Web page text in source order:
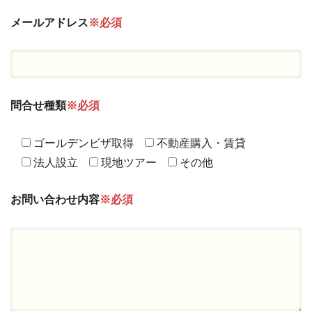
メールアドレス※必須
問合せ種類※必須
ゴールデンビザ取得
不動産購入・賃貸
法人設立
現地ツアー その他
お問い合わせ内容※必須